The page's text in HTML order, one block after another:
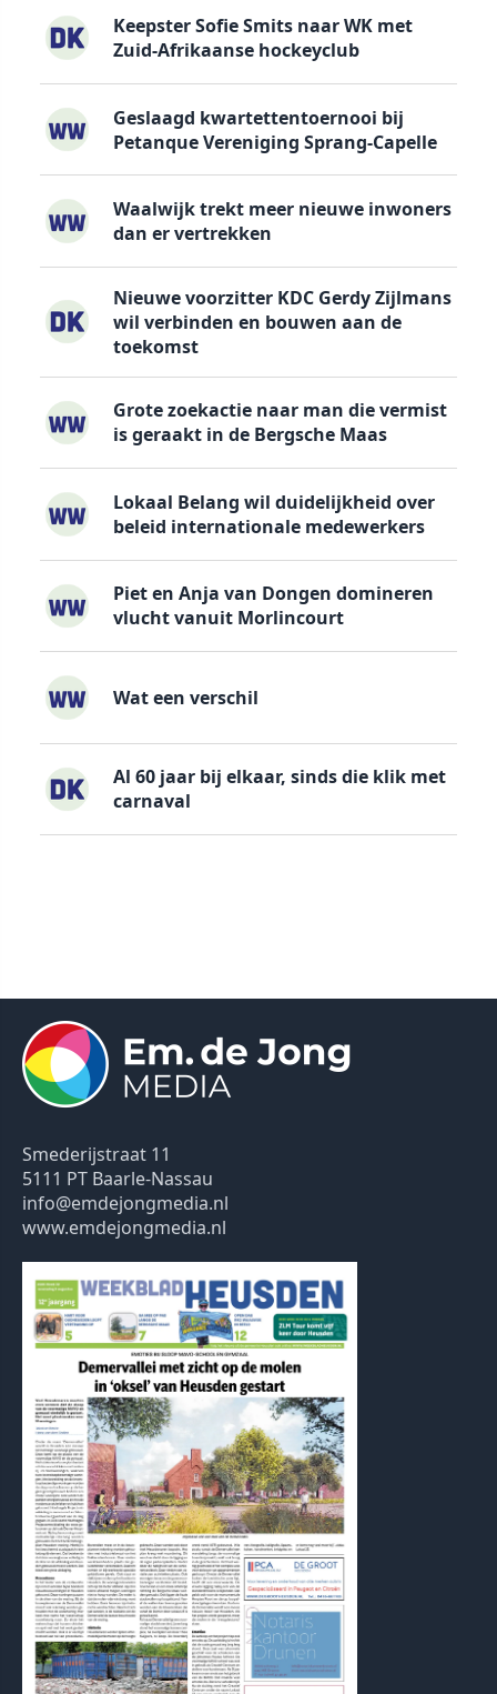
Keepster Sofie Smits naar WK met
Zuid-Afrikaanse hockeyclub
Geslaagd kwartettentoernooi bij
Petanque Vereniging Sprang-Capelle
Waalwijk trekt meer nieuwe inwoners
dan er vertrekken
Nieuwe voorzitter KDC Gerdy Zijlmans
wil verbinden en bouwen aan de
toekomst
Grote zoekactie naar man die vermist
is geraakt in de Bergsche Maas
Lokaal Belang wil duidelijkheid over
beleid internationale medewerkers
Piet en Anja van Dongen domineren
vlucht vanuit Morlincourt
Wat een verschil
Al 60 jaar bij elkaar, sinds die klik met
carnaval
Smederijstraat 11
5111 PT Baarle-Nassau
info@emdejongmedia.nl
www.emdejongmedia.nl